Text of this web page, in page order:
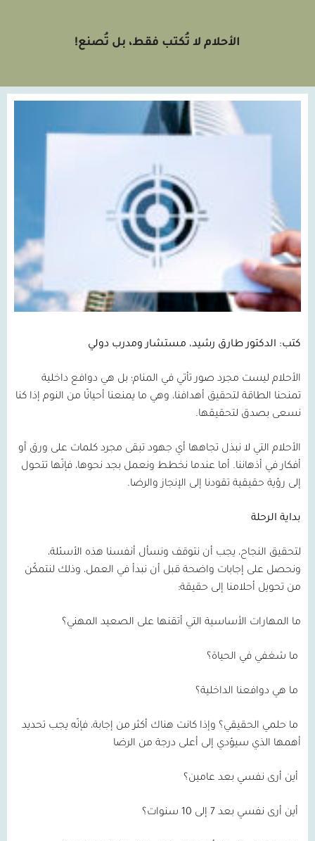
الأحلام لا تُكتب فقط، بل تُصنع!
كتب: الدكتور طارق رشيد، مستشار ومدرب دولي
الأحلام ليست مجرد صور تأتي في المنام؛ بل هي دوافع داخلية
تمنحنا الطاقة لتحقيق أهدافنا، وهي ما يمنعنا أحيانًا من النوم إذا كنا
نسعى بصدق لتحقيقها.
الأحلام التي لا نبذل تجاهها أي جهود تبقى مجرد كلمات على ورق أو
أفكار في أذهاننا. أما عندما نخطط ونعمل بجد نحوها، فإنّها تتحول
إلى رؤية حقيقية تقودنا إلى الإنجاز والرضا.
بداية الرحلة
لتحقيق النجاح، يجب أن نتوقف ونسأل أنفسنا هذه الأسئلة،
ونحصل على إجابات واضحة قبل أن نبدأ في العمل، وذلك لنتمكّن
من تحويل أحلامنا إلى حقيقة:
ما المهارات الأساسية التي أتقنها على الصعيد المهني؟
ما شغفي في الحياة؟
ما هي دوافعنا الداخلية؟
ما حلمي الحقيقي؟ وإذا كانت هناك أكثر من إجابة، فإنّه يجب تحديد
أهمها الذي سيؤدي إلى أعلى درجة من الرضا
أين أرى نفسي بعد عامين؟
أين أرى نفسي بعد 7 إلى 10 سنوات؟